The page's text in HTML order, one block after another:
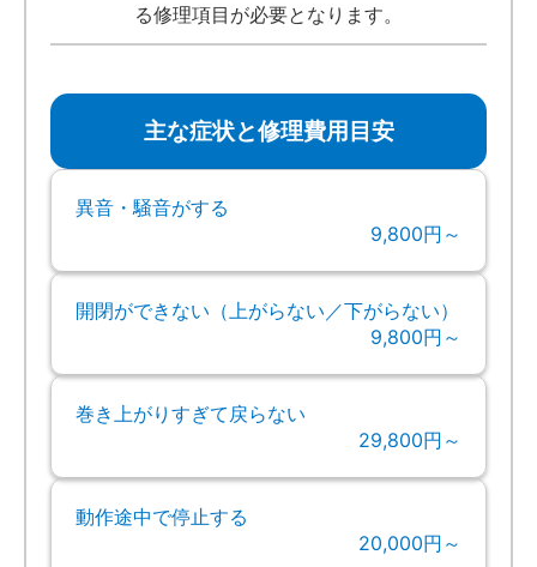
る修理項目が必要となります。
主な症状と修理費用目安
異音・騒音がする
9,800円～
開閉ができない（上がらない／下がらない）
9,800円～
巻き上がりすぎて戻らない
29,800円～
動作途中で停止する
20,000円～